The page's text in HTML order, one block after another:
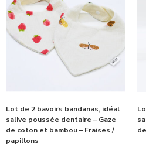
Lot de 2 bavoirs bandanas, idéal
salive poussée dentaire – Gaze
de coton et bambou – Fraises /
papillons